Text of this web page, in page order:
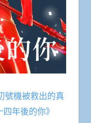
號機被救出的真
年後的你》